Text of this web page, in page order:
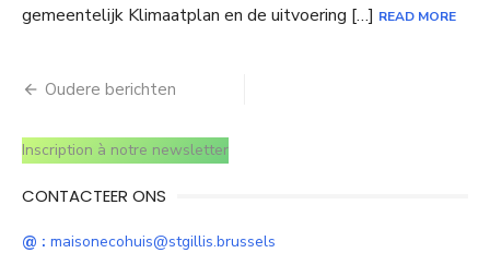
gemeentelijk Klimaatplan en de uitvoering […] READ MORE
Berichtnavigatie
Oudere berichten
Inscription à notre newsletter
CONTACTEER ONS
@ : maisonecohuis@stgillis.brussels